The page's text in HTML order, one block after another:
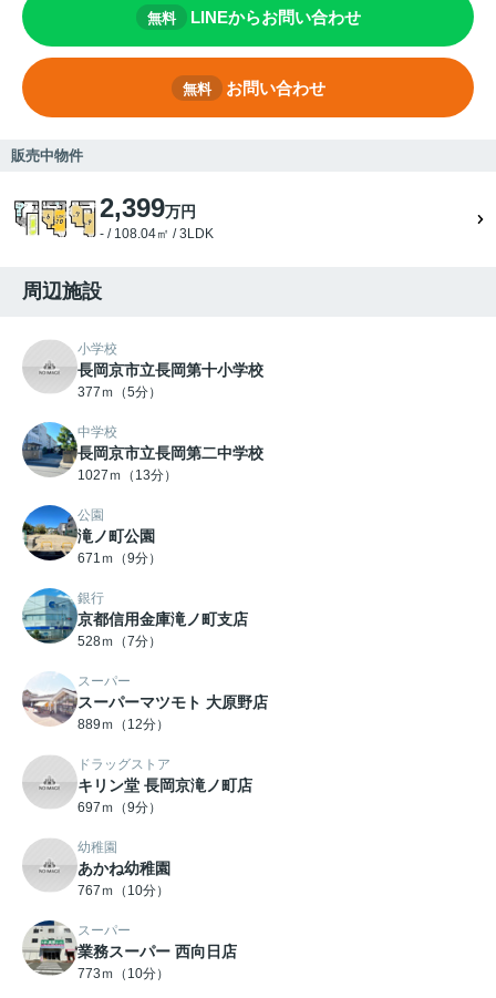
無料 LINEからお問い合わせ
無料 お問い合わせ
販売中物件
2,399万円
- / 108.04㎡ / 3LDK
周辺施設
小学校
長岡京市立長岡第十小学校
377ｍ（5分）
中学校
長岡京市立長岡第二中学校
1027ｍ（13分）
公園
滝ノ町公園
671ｍ（9分）
銀行
京都信用金庫滝ノ町支店
528ｍ（7分）
スーパー
スーパーマツモト 大原野店
889ｍ（12分）
ドラッグストア
キリン堂 長岡京滝ノ町店
697ｍ（9分）
幼稚園
あかね幼稚園
767ｍ（10分）
スーパー
業務スーパー 西向日店
773ｍ（10分）